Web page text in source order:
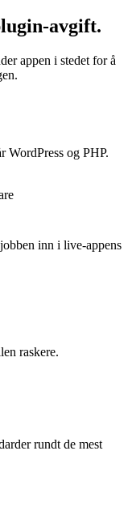
avgift.
appen i stedet for å
WordPress og PHP.
inn i live-appens
raskere.
rundt de mest